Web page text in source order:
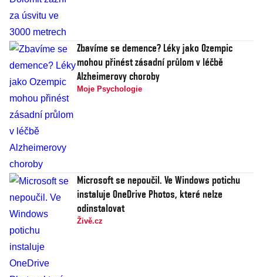
Zbavíme se demence? Léky jako Ozempic
mohou přinést zásadní průlom v léčbě
Alzheimerovy choroby
Moje Psychologie
Microsoft se nepoučil. Ve Windows potichu
instaluje OneDrive Photos, které nelze
odinstalovat
Živě.cz